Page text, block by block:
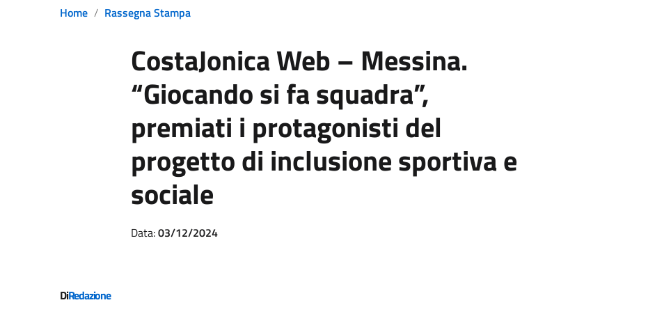
Home Rassegna Stampa
CostaJonica Web – Messina.
“Giocando si fa squadra”,
premiati i protagonisti del
progetto di inclusione sportiva e
sociale
Data:03/12/2024
DiRedazione